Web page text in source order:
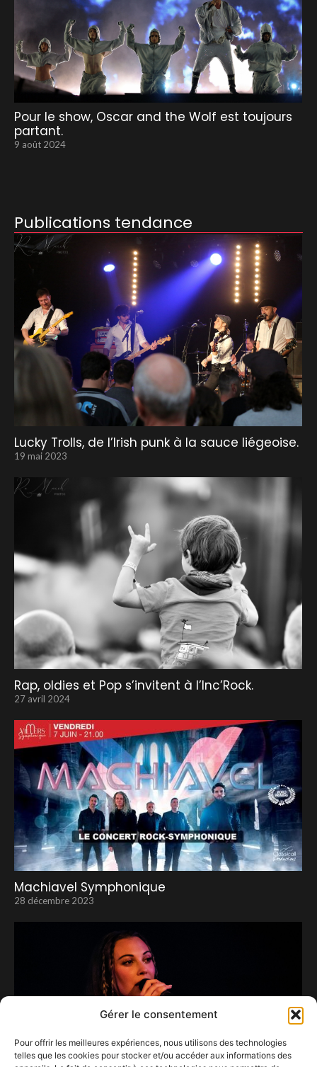
Gérer le consentement
Pour offrir les meilleures expériences, nous utilisons des technologies
telles que les cookies pour stocker et/ou accéder aux informations des
Pour le show, Oscar and the Wolf est toujours
partant.
9 août 2024
Publications tendance
Lucky Trolls, de l’Irish punk à la sauce liégeoise.
19 mai 2023
Rap, oldies et Pop s’invitent à l’Inc’Rock.
27 avril 2024
Machiavel Symphonique
28 décembre 2023